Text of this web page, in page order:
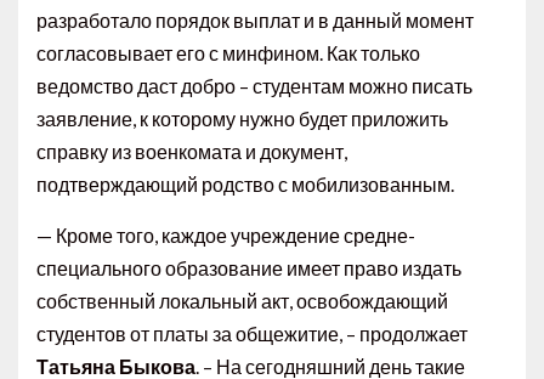
разработало порядок выплат и в данный момент
согласовывает его с минфином. Как только
ведомство даст добро – студентам можно писать
заявление, к которому нужно будет приложить
справку из военкомата и документ,
подтверждающий родство с мобилизованным.
— Кроме того, каждое учреждение средне-
специального образование имеет право издать
собственный локальный акт, освобождающий
студентов от платы за общежитие, – продолжает
Татьяна Быкова. – На сегодняшний день такие